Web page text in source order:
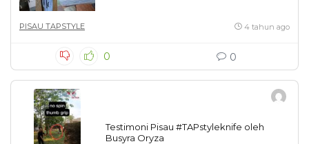
PISAU TAPSTYLE 4 tahun ago
0 0
Testimoni Pisau #TAPstyleknife oleh
Busyra Oryza